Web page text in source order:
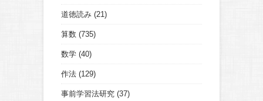
道徳読み (21)
算数 (735)
数学 (40)
作法 (129)
事前学習法研究 (37)